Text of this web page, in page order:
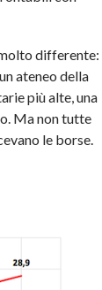
differente:
ateneo della
più alte, una
Ma non tutte
le borse.